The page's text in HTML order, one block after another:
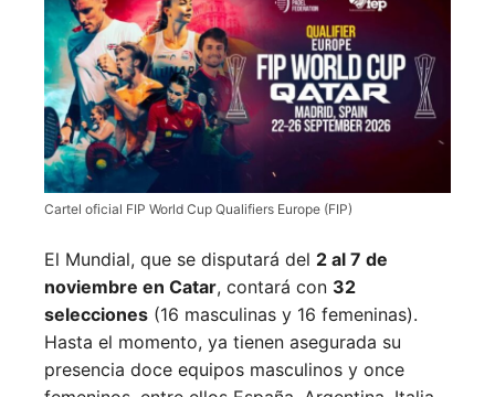
Cartel oficial FIP World Cup Qualifiers Europe (FIP)
El Mundial, que se disputará del 2 al 7 de
noviembre en Catar, contará con 32
selecciones (16 masculinas y 16 femeninas).
Hasta el momento, ya tienen asegurada su
presencia doce equipos masculinos y once